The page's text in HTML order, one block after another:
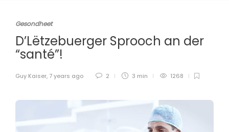
Gesondheet
D’Lëtzebuerger Sprooch an der
“santé”!
Guy Kaiser, 7 years ago 2 3 min 1268